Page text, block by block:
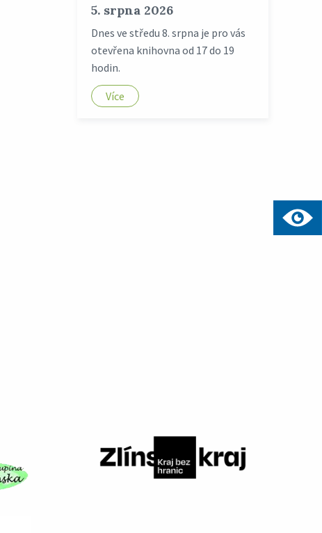
5. srpna 2026
Dnes ve středu 8. srpna je pro vás
otevřena knihovna od 17 do 19
hodin.
Více